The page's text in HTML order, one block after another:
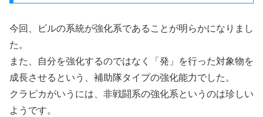
今回、ビルの系統が強化系であることが明らかになりまし
た。
また、自分を強化するのではなく「発」を行った対象物を
成長させるという、補助隊タイプの強化能力でした。
クラピカがいうには、非戦闘系の強化系というのは珍しい
ようです。